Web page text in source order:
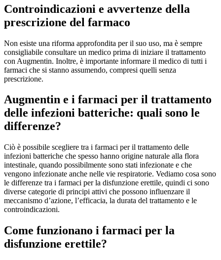
Controindicazioni e avvertenze della
prescrizione del farmaco
Non esiste una riforma approfondita per il suo uso, ma è sempre
consigliabile consultare un medico prima di iniziare il trattamento
con Augmentin. Inoltre, è importante informare il medico di tutti i
farmaci che si stanno assumendo, compresi quelli senza
prescrizione.
Augmentin e i farmaci per il trattamento
delle infezioni batteriche: quali sono le
differenze?
Ciò è possibile scegliere tra i farmaci per il trattamento delle
infezioni batteriche che spesso hanno origine naturale alla flora
intestinale, quando possibilmente sono stati infezionate e che
vengono infezionate anche nelle vie respiratorie. Vediamo cosa sono
le differenze tra i farmaci per la disfunzione erettile, quindi ci sono
diverse categorie di principi attivi che possono influenzare il
meccanismo d’azione, l’efficacia, la durata del trattamento e le
controindicazioni.
Come funzionano i farmaci per la
disfunzione erettile?